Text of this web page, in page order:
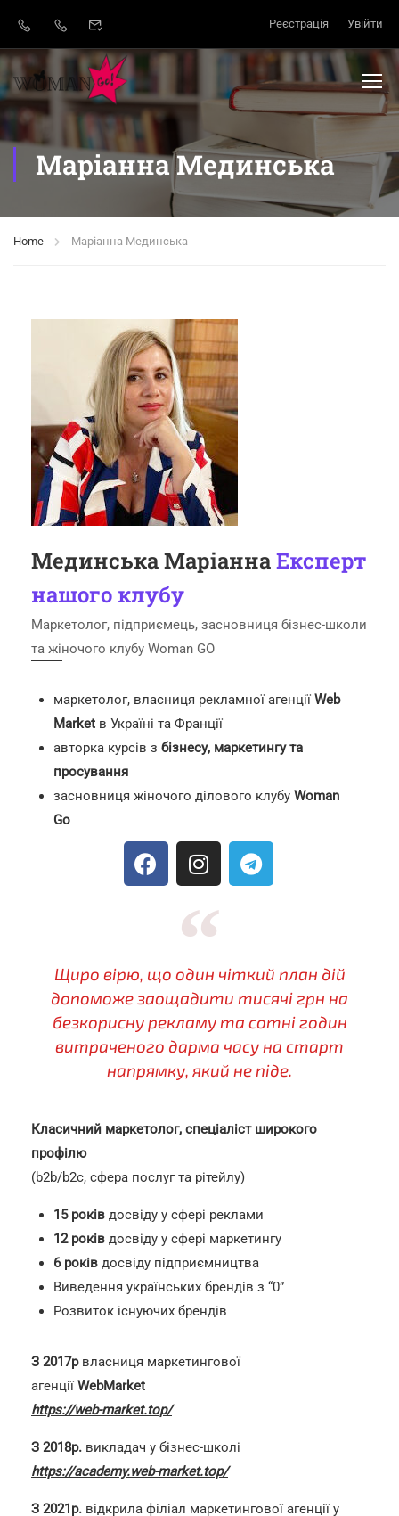
Реєстрація Увійти
Маріанна Мединська
Home Маріанна Мединська
Мединська МаріаннаЕксперт
нашого клубу
Маркетолог, підприємець, засновниця бізнес-школи
та жіночого клубу Woman GO
маркетолог, власниця рекламної агенції Web
Market в Україні та Франції
авторка курсів з бізнесу, маркетингу та
просування
засновниця жіночого ділового клубу Woman
Go
Щиро вірю, що один чіткий план дій
допоможе заощадити тисячі грн на
безкорисну рекламу та сотні годин
витраченого дарма часу на старт
напрямку, який не піде.
Класичний маркетолог, спеціаліст широкого
профілю
(b2b/b2c, сфера послуг та рітейлу)
15 років досвіду у сфері реклами
12 років досвіду у сфері маркетингу
6 років досвіду підприємництва
Виведення українських брендів з “0”
Розвиток існуючих брендів
З 2017рвласниця маркетингової
агенції WebMarket
https://web-market.top/
З 2018р. викладач у бізнес-школі
https://academy.web-market.top/
З 2021р. відкрила філіал маркетингової агенції у